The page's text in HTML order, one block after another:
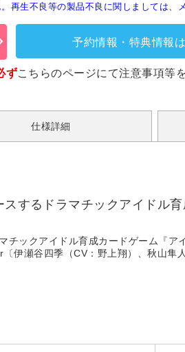
生不良等の製品不良に関しましては、
予約情報・特典情報
ずこちらのページにて注意事項等
仕様詳細
するドラマチックアイドル
チックアイドル育成カードゲーム『
伊瀬谷四季（CV：野上翔）、秋山